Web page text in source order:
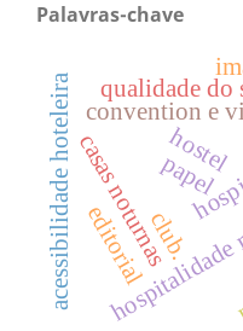
Palavras-chave
convention e
acessibilidade hoteleira qualidade do
casas noturnas
club.
hostel
papel
editorial